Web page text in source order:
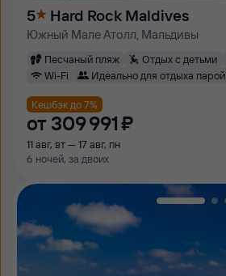
5 Hard Rock Maldives
Южный Мале Атолл, Мальдивы
Песчаный пляж Отдых с детьми
Wi-Fi
Идеально для отдыха парой
Кешбэк до 7%
от 309 ⁠991 ⁠₽
11 авг, вт — 17 авг, пн
6 ночей, за двоих